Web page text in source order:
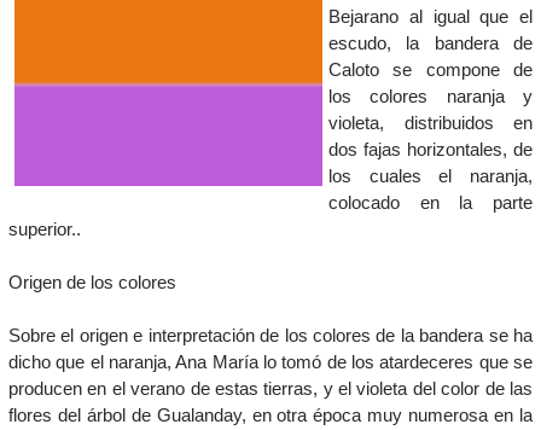
Bejarano al igual que el
escudo, la bandera de
Caloto se compone de
los colores naranja y
violeta, distribuidos en
dos fajas horizontales, de
los cuales el naranja,
colocado en la parte
superior..
Origen de los colores
Sobre el origen e interpretación de los colores de la bandera se ha
dicho que el naranja, Ana María lo tomó de los atardeceres que se
producen en el verano de estas tierras, y el violeta del color de las
flores del árbol de Gualanday, en otra época muy numerosa en la